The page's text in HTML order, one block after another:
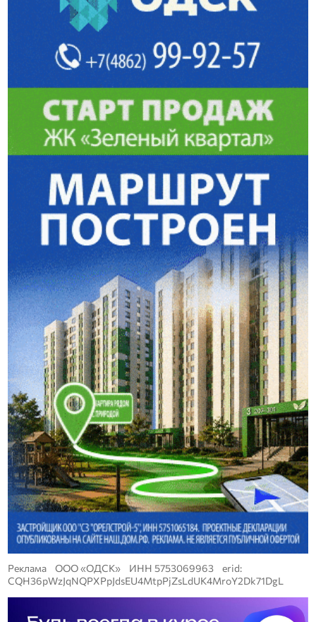
Реклама ООО «ОДСК» ИНН 5753069963 erid:
CQH36pWzJqNQPXPpJdsEU4MtpPjZsLdUK4MroY2Dk71DgL